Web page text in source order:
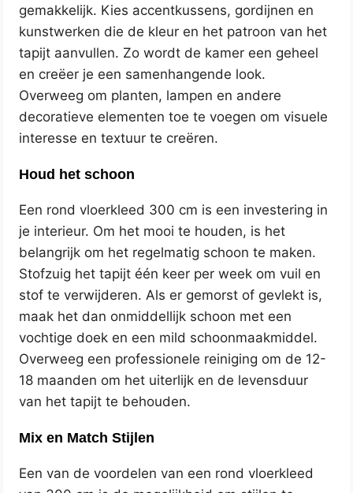
gemakkelijk. Kies accentkussens, gordijnen en
kunstwerken die de kleur en het patroon van het
tapijt aanvullen. Zo wordt de kamer een geheel
en creëer je een samenhangende look.
Overweeg om planten, lampen en andere
decoratieve elementen toe te voegen om visuele
interesse en textuur te creëren.
Houd het schoon
Een rond vloerkleed 300 cm is een investering in
je interieur. Om het mooi te houden, is het
belangrijk om het regelmatig schoon te maken.
Stofzuig het tapijt één keer per week om vuil en
stof te verwijderen. Als er gemorst of gevlekt is,
maak het dan onmiddellijk schoon met een
vochtige doek en een mild schoonmaakmiddel.
Overweeg een professionele reiniging om de 12-
18 maanden om het uiterlijk en de levensduur
van het tapijt te behouden.
Mix en Match Stijlen
Een van de voordelen van een rond vloerkleed